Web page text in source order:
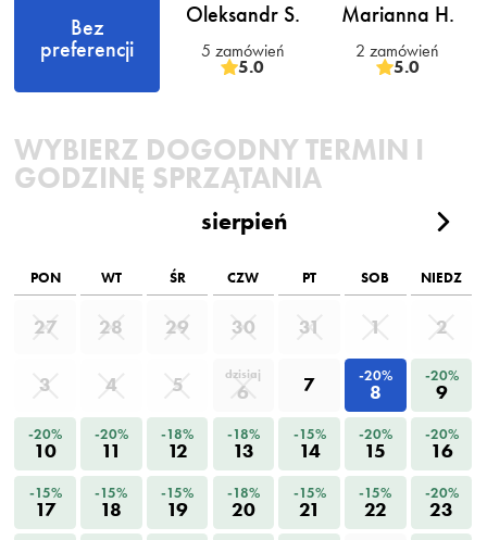
Bez
preferencji
Oleksandr S.
5 zamówień
5.0
Marianna H.
2 zamówień
5.0
WYBIERZ DOGODNY TERMIN I
GODZINĘ SPRZĄTANIA
sierpień
PON WT ŚR CZW PT SOB NIEDZ
27 28 29 30 31 1 2
3 4 5 dzisiaj
6 7 -20%
8
-20%
9
-20%
10
-20%
11
-18%
12
-18%
13
-15%
14
-20%
15
-20%
16
-15%
17
-15%
18
-15%
19
-18%
20
-15%
21
-15%
22
-20%
23